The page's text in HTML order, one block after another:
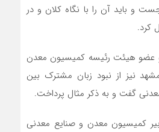
و باید آن را با نگاه کلان و در
کرد.
و عضو هیئت رئیسه کمیسیون معدن
نیز از نبود زبان مشترک بین
گفت و به ذکر مثال پرداخت.
کمیسیون معدن و صنایع معدنی